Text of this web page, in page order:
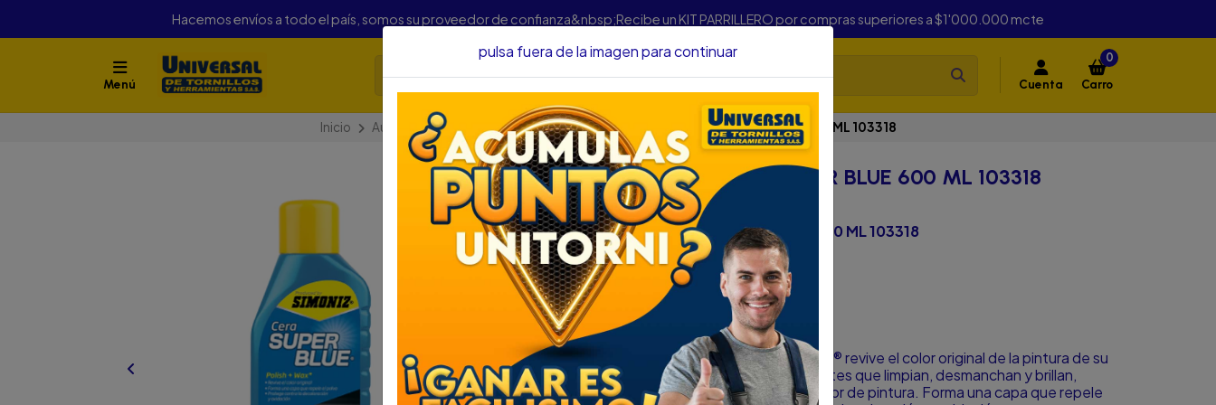
Hacemos envíos a todo el país, somos su proveedor de confianza&nbsp;Recibe un KIT PARRILLERO por compras superiores a $1'000.000 mcte
Menú Cuenta
0
Carro
Inicio Automotriz Aditivos Y Embellecedores CERA SIMONIZ SUPER BLUE 600 ML 103318
CERA SIMONIZ SUPER BLUE 600 ML 103318
DESCRIPCIÓN
CERA SIMONIZ SUPER BLUE 600 ML 103318
SKU...43315033
DESCRIPCIÓN....
ESPECIFICACIONES :
La cera SIMONIZ® SUPER BLUE® revive el color original de la pintura de su
auto. Su fórmula contiene agentes que limpian, desmanchan y brillan,
protegiendo cualquier tipo y color de pintura. Forma una capa que repele
pulsa fuera de la imagen para continuar